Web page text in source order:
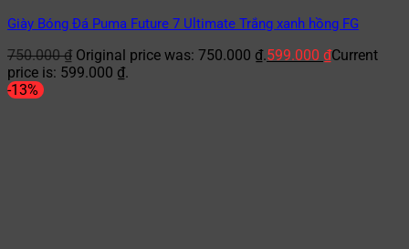
Giày Bóng Đá Puma Future 7 Ultimate Trắng xanh hồng FG
750.000₫ Original price was: 750.000 ₫.599.000 ₫Current
price is: 599.000 ₫.
-13%